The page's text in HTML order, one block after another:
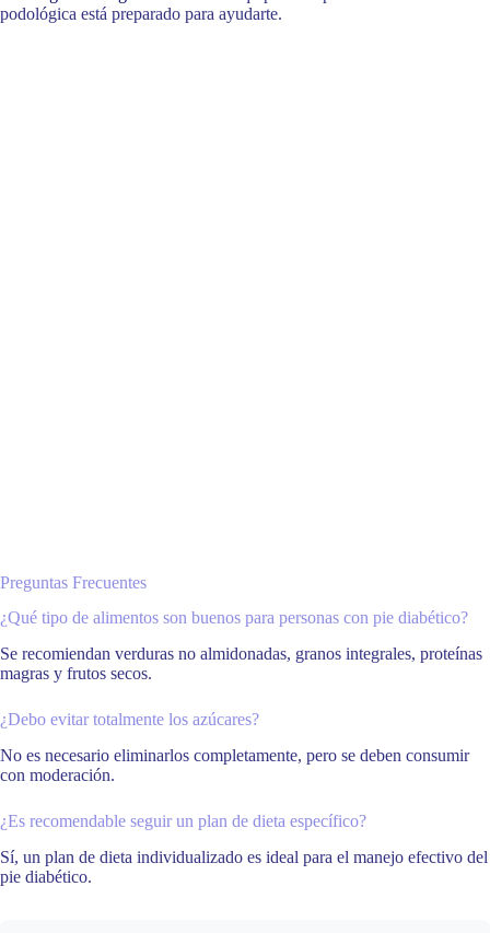
podológica está preparado para ayudarte.
Preguntas Frecuentes
¿Qué tipo de alimentos son buenos para personas con pie diabético?
Se recomiendan verduras no almidonadas, granos integrales, proteínas
magras y frutos secos.
¿Debo evitar totalmente los azúcares?
No es necesario eliminarlos completamente, pero se deben consumir
con moderación.
¿Es recomendable seguir un plan de dieta específico?
Sí, un plan de dieta individualizado es ideal para el manejo efectivo del
pie diabético.